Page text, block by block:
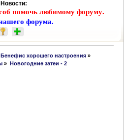
Новости:
помочь любимому форуму.
форума.
Бенефис хорошего настроения»
» Новогодние затеи - 2